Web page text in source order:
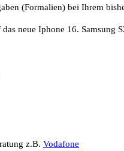
(Formalien) bei Ihrem
neue Iphone 16. Samsung
z.B. Vodafone